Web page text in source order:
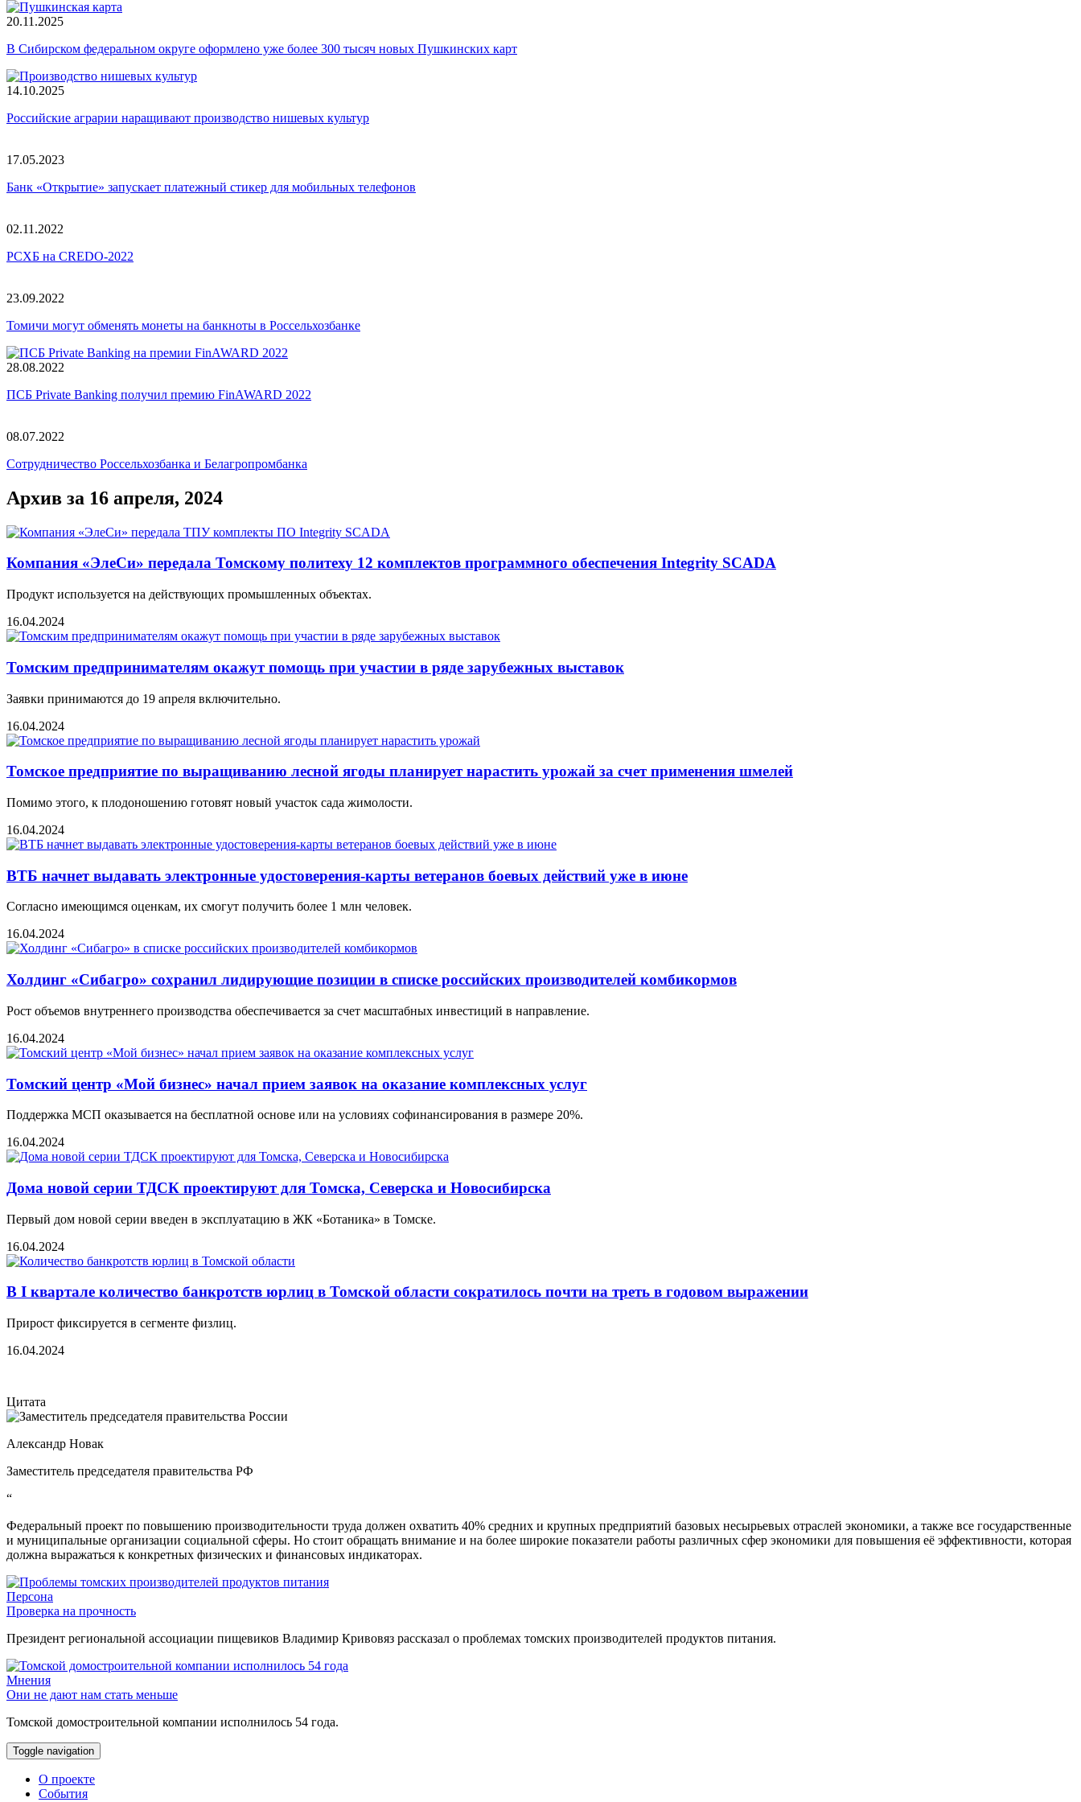
20.11.2025
В Сибирском федеральном округе оформлено уже более 300 тысяч новых Пушкинских карт
14.10.2025
Российские аграрии наращивают производство нишевых культур
17.05.2023
Банк «Открытие» запускает платежный стикер для мобильных телефонов
02.11.2022
РСХБ на CREDO-2022
23.09.2022
Томичи могут обменять монеты на банкноты в Россельхозбанке
28.08.2022
ПСБ Private Banking получил премию FinAWARD 2022
08.07.2022
Сотрудничество Россельхозбанка и Белагропромбанка
Архив за 16 апреля, 2024
Компания «ЭлеСи» передала Томскому политеху 12 комплектов программного обеспечения Integrity SCADA
Продукт используется на действующих промышленных объектах.
16.04.2024
Томским предпринимателям окажут помощь при участии в ряде зарубежных выставок
Заявки принимаются до 19 апреля включительно.
16.04.2024
Томское предприятие по выращиванию лесной ягоды планирует нарастить урожай за счет применения шмелей
Помимо этого, к плодоношению готовят новый участок сада жимолости.
16.04.2024
ВТБ начнет выдавать электронные удостоверения-карты ветеранов боевых действий уже в июне
Согласно имеющимся оценкам, их смогут получить более 1 млн человек.
16.04.2024
Холдинг «Сибагро» сохранил лидирующие позиции в списке российских производителей комбикормов
Рост объемов внутреннего производства обеспечивается за счет масштабных инвестиций в направление.
16.04.2024
Томский центр «Мой бизнес» начал прием заявок на оказание комплексных услуг
Поддержка МСП оказывается на бесплатной основе или на условиях софинансирования в размере 20%.
16.04.2024
Дома новой серии ТДСК проектируют для Томска, Северска и Новосибирска
Первый дом новой серии введен в эксплуатацию в ЖК «Ботаника» в Томске.
16.04.2024
В I квартале количество банкротств юрлиц в Томской области сократилось почти на треть в годовом выражении
Прирост фиксируется в сегменте физлиц.
16.04.2024
Цитата
Александр Новак
Заместитель председателя правительства РФ
“
Федеральный проект по повышению производительности труда должен охватить 40% средних и крупных предприятий базовых несырьевых отраслей экономики, а также все государственные
и муниципальные организации социальной сферы. Но стоит обращать внимание и на более широкие показатели работы различных сфер экономики для повышения её эффективности, которая
должна выражаться к конкретных физических и финансовых индикаторах.
Персона
Проверка на прочность
Президент региональной ассоциации пищевиков Владимир Кривовяз рассказал о проблемах томских производителей продуктов питания.
Мнения
Они не дают нам стать меньше
Томской домостроительной компании исполнилось 54 года.
Toggle navigation
О проекте
События